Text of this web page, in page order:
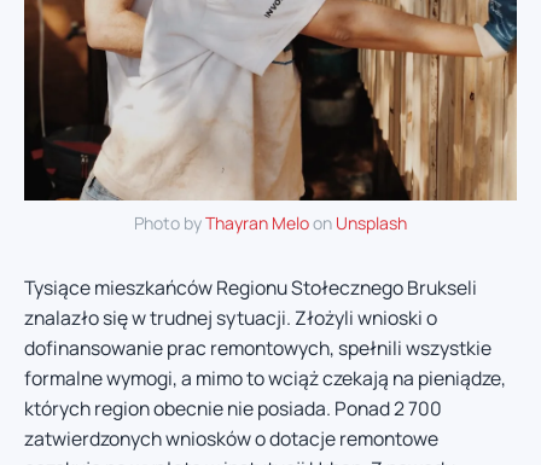
Photo byThayran Meloon Unsplash
Tysiące mieszkańców Regionu Stołecznego Brukseli
znalazło się w trudnej sytuacji. Złożyli wnioski o
dofinansowanie prac remontowych, spełnili wszystkie
formalne wymogi, a mimo to wciąż czekają na pieniądze,
których region obecnie nie posiada. Ponad 2 700
zatwierdzonych wniosków o dotacje remontowe